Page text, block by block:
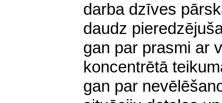
darba dzīves
daudz
gan par prasmi ar
koncentrētā
gan par